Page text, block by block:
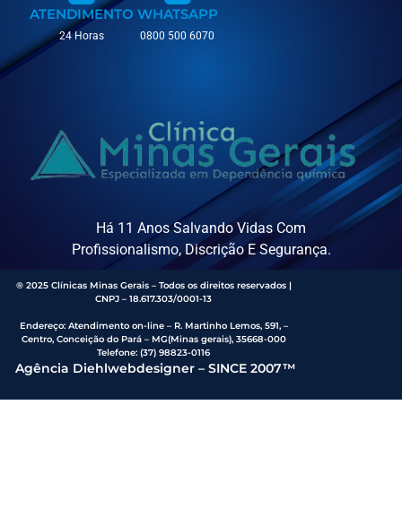
ATENDIMENTO
24 Horas
WHATSAPP
0800 500 6070
Há 11 Anos Salvando Vidas Com
Profissionalismo, Discrição E Segurança.
® 2025 Clínicas Minas Gerais – Todos os direitos reservados |
CNPJ – 18.617.303/0001-13
Endereço: Atendimento on-line – R. Martinho Lemos, 591, –
Centro, Conceição do Pará – MG(Minas gerais), 35668-000
Telefone:(37) 98823-0116
Agência Diehlwebdesigner – SINCE 2007™